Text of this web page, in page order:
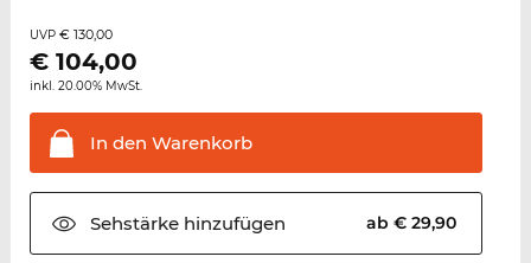
UVP € 130,00
€ 104,00
inkl. 20.00% MwSt.
In den Warenkorb
Sehstärkehinzufügen ab € 29,90